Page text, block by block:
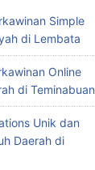
Simple
di Lembata
Online
di Teminabuan
Unik dan
Daerah di